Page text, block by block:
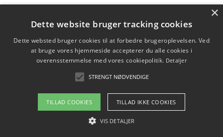
vores perspektiv
Copyright 2026 - Pilanto Aps
Om / kontakt
×
Dette website bruger tracking cookies
Dette websted bruger cookies til at forbedre brugeroplevelsen. Ved
at bruge vores hjemmeside accepterer du alle cookies i
overensstemmelse med vores cookiepolitik. Detaljer
STRENGT NØDVENDIGE
TILLAD COOKIES TILLAD IKKE COOKIES
VIS DETALJER